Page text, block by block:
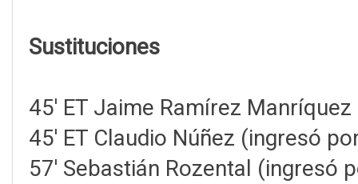
Sustituciones
45' ET Jaime Ramírez
45' ET Claudio Núñez (ingresó
57' Sebastián Rozental (ingresó